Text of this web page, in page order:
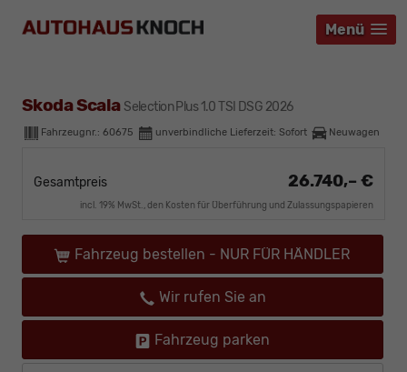
Menü
Menü
Menü
Skoda Scala Selection Plus 1.0 TSI DSG 2026
Fahrzeugnr.: 60675 unverbindliche Lieferzeit: Sofort Neuwagen
Gesamtpreis 26.740,– €
incl. 19% MwSt., den Kosten für Überführung und Zulassungspapieren
Fahrzeug bestellen - NUR FÜR HÄNDLER
Wir rufen Sie an
Fahrzeug parken